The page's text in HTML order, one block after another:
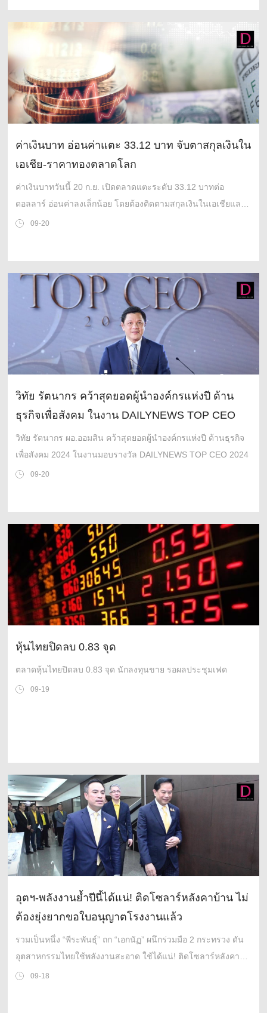
ค่าเงินบาท อ่อนค่าแตะ 33.12 บาท จับตาสกุลเงินใน
เอเชีย-ราคาทองตลาดโลก
ค่าเงินบาทวันนี้ 20 ก.ย. เปิดตลาดแตะระดับ 33.12 บาทต่อ
ดอลลาร์ อ่อนค่าลงเล็กน้อย โดยต้องติดตามสกุลเงินในเอเชียและ
ราคาทองคำในตลาดโลก
09-20
วิทัย รัตนากร คว้าสุดยอดผู้นำองค์กรแห่งปี ด้าน
ธุรกิจเพื่อสังคม ในงาน DAILYNEWS TOP CEO
2024
วิทัย รัตนากร ผอ.ออมสิน คว้าสุดยอดผู้นำองค์กรแห่งปี ด้านธุรกิจ
เพื่อสังคม 2024 ในงานมอบรางวัล DAILYNEWS TOP CEO 2024
09-20
หุ้นไทยปิดลบ 0.83 จุด
ตลาดหุ้นไทยปิดลบ 0.83 จุด นักลงทุนขาย รอผลประชุมเฟด
09-19
อุตฯ-พลังงานย้ำปีนี้ได้แน่! ติดโซลาร์หลังคาบ้าน ไม่
ต้องยุ่งยากขอใบอนุญาตโรงงานแล้ว
รวมเป็นหนึ่ง “พีระพันธุ์” ถก “เอกนัฏ” ผนึกร่วมมือ 2 กระทรวง ดัน
อุตสาหกรรมไทยใช้พลังงานสะอาด ใช้ได้แน่! ติดโซลาร์หลังคา
บ้าน ไม่ต้องขอใบอนุญาตโรงงานแล้ว พร้อมเร่งตั้ง “นิคมฯ เอสเอ็
09-18